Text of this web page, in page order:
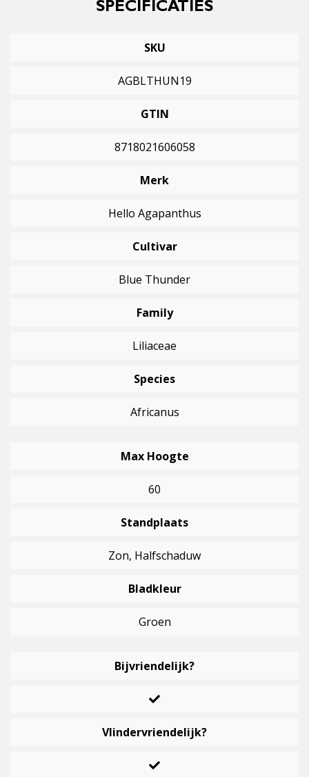
SPECIFICATIES
SKU
AGBLTHUN19
GTIN
8718021606058
Merk
Hello Agapanthus
Cultivar
Blue Thunder
Family
Liliaceae
Species
Africanus
Max Hoogte
60
Standplaats
Zon, Halfschaduw
Bladkleur
Groen
Bijvriendelijk?
Vlindervriendelijk?